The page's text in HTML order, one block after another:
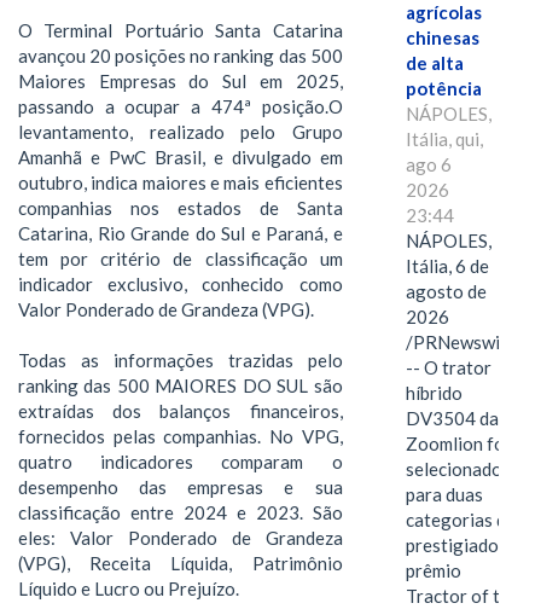
O Terminal Portuário Santa Catarina
avançou 20 posições no ranking das 500
Maiores Empresas do Sul em 2025,
passando a ocupar a 474ª posição.O
levantamento, realizado pelo Grupo
Amanhã e PwC Brasil, e divulgado em
outubro, indica maiores e mais eficientes
companhias nos estados de Santa
Catarina, Rio Grande do Sul e Paraná, e
tem por critério de classificação um
indicador exclusivo, conhecido como
Valor Ponderado de Grandeza (VPG).
Todas as informações trazidas pelo
ranking das 500 MAIORES DO SUL são
extraídas dos balanços financeiros,
fornecidos pelas companhias. No VPG,
quatro indicadores comparam o
desempenho das empresas e sua
classificação entre 2024 e 2023. São
eles: Valor Ponderado de Grandeza
(VPG), Receita Líquida, Patrimônio
Líquido e Lucro ou Prejuízo.
agrícolas
chinesas
de alta
potência
NÁPOLES,
Itália, qui,
ago 6
2026
23:44
NÁPOLES,
Itália, 6 de
agosto de
2026
/PRNewswire/
-- O trator
híbrido
DV3504 da
Zoomlion foi
selecionado
para duas
categorias do
prestigiado
prêmio
Tractor of the